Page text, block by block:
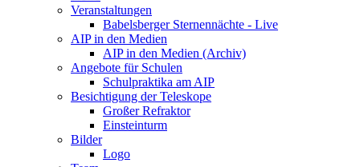
Veranstaltungen
Babelsberger Sternennächte - Live
AIP in den Medien
AIP in den Medien (Archiv)
Angebote für Schulen
Schulpraktika am AIP
Besichtigung der Teleskope
Großer Refraktor
Einsteinturm
Bilder
Logo